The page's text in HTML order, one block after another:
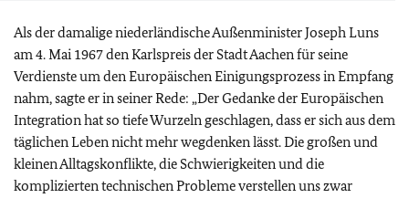
Als der damalige niederländische Außenminister Joseph Luns
am 4. Mai 1967 den Karlspreis der Stadt Aachen für seine
Verdienste um den Europäischen Einigungsprozess in Empfang
nahm, sagte er in seiner Rede: „Der Gedanke der Europäischen
Integration hat so tiefe Wurzeln geschlagen, dass er sich aus dem
täglichen Leben nicht mehr wegdenken lässt. Die großen und
kleinen Alltagskonflikte, die Schwierigkeiten und die
komplizierten technischen Probleme verstellen uns zwar